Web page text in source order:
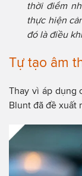
thời điểm
thực hiện
đó là điều
Tự tạo âm
Thay vì áp dụng
Blunt đã đề xuất